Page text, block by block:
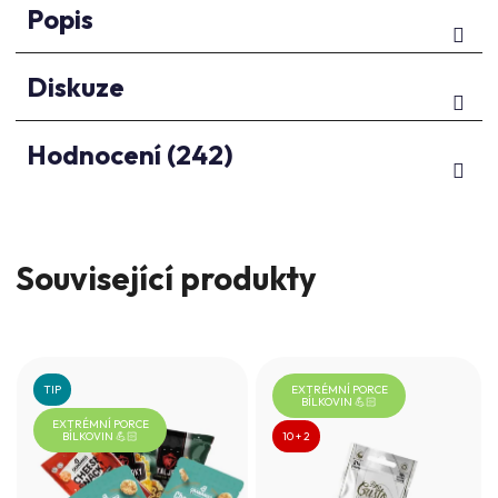
Popis
Diskuze
Hodnocení (242)
Související produkty
TIP
EXTRÉMNÍ PORCE
BÍLKOVIN 💪🏻
EXTRÉMNÍ PORCE
BÍLKOVIN 💪🏻
10 + 2